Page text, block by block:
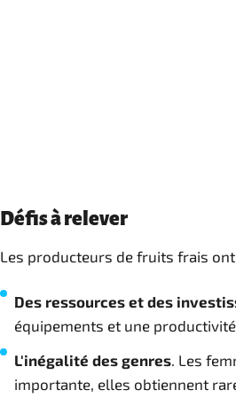
Défis à relever
Les producteurs de fruits frais
Des ressources et des
équipements et une
L'inégalité des genres. Les
importante, elles obtiennent